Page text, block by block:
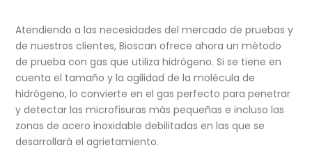
Atendiendo a las necesidades del mercado de pruebas y
de nuestros clientes, Bioscan ofrece ahora un método
de prueba con gas que utiliza hidrógeno. Si se tiene en
cuenta el tamaño y la agilidad de la molécula de
hidrógeno, lo convierte en el gas perfecto para penetrar
y detectar las microfisuras más pequeñas e incluso las
zonas de acero inoxidable debilitadas en las que se
desarrollará el agrietamiento.